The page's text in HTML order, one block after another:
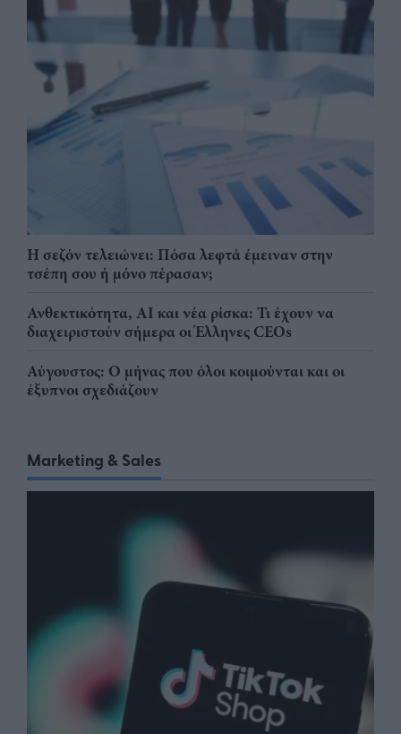
Η σεζόν τελειώνει: Πόσα λεφτά έμειναν στην
τσέπη σου ή μόνο πέρασαν;
Ανθεκτικότητα, AI και νέα ρίσκα: Τι έχουν να
διαχειριστούν σήμερα οι Έλληνες CEOs
Αύγουστος: Ο μήνας που όλοι κοιμούνται και οι
έξυπνοι σχεδιάζουν
Marketing & Sales